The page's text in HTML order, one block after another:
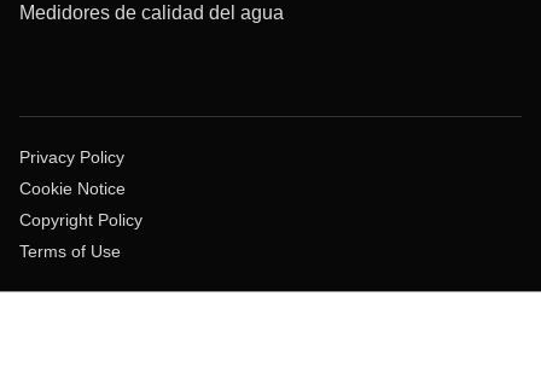
Medidores de calidad del agua
Privacy Policy
Cookie Notice
Copyright Policy
Terms of Use